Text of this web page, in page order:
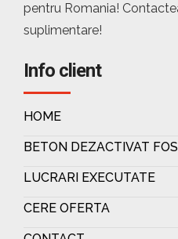
pentru Romania!
suplimentare!
Info client
HOME
BETON DEZACTIVAT
LUCRARI EXECUTATE
CERE OFERTA